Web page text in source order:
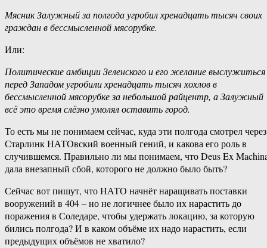
Мясник Залужный за полгода угробил хренадцать тысяч своих
граждан в бессмысленной мясорубке.
Или:
Политические амбиции Зеленского и его желание выслужиться
перед Западом угробили хренадцать тысяч хохлов в
бессмысленной мясорубке за небольшой райцентр, а Залужный
всё это время слёзно умолял оставить город.
То есть мы не понимаем сейчас, куда эти полгода смотрел через
Старлинк НАТОвский военный гений, и какова его роль в
случившемся. Правильно ли мы понимаем, что Deus Ex
дала внезапный сбой, которого не должно было быть?
Сейчас вот пишут, что НАТО начнёт наращивать поставки
вооружений в 404 – но не логичнее было их нарастить до
поражения в Соледаре, чтобы удержать локацию, за которую
бились полгода? И в каком объёме их надо нарастить, если
предыдущих объёмов не хватило?